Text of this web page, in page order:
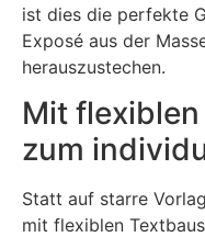
ist dies die perfekte
Exposé aus der
herauszustechen.
Mit
zum
Statt auf starre
mit flexiblen